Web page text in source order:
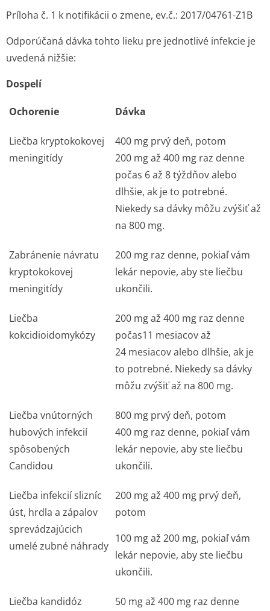
Príloha č. 1 k notifikácii o zmene, ev.č.: 2017/04761-Z1B
Odporúčaná dávka tohto lieku pre jednotlivé infekcie je
uvedená nižšie:
Dospelí
Ochorenie Dávka
Liečba kryptokokovej
meningitídy
400 mg prvý deň, potom
200 mg až 400 mg raz denne
počas 6 až 8 týždňov alebo
dlhšie, ak je to potrebné.
Niekedy sa dávky môžu zvýšiť až
na 800 mg.
Zabránenie návratu
kryptokokovej
meningitídy
200 mg raz denne, pokiaľ vám
lekár nepovie, aby ste liečbu
ukončili.
Liečba
kokcidioidomykózy
200 mg až 400 mg raz denne
počas11 mesiacov až
24 mesiacov alebo dlhšie, ak je
to potrebné. Niekedy sa dávky
môžu zvýšiť až na 800 mg.
Liečba vnútorných
hubových infekcií
spôsobených
Candidou
800 mg prvý deň, potom
400 mg raz denne, pokiaľ vám
lekár nepovie, aby ste liečbu
ukončili.
Liečba infekcií slizníc
úst, hrdla a zápalov
sprevádzajúcich
umelé zubné náhrady
200 mg až 400 mg prvý deň,
potom
100 mg až 200 mg, pokiaľ vám
lekár nepovie, aby ste liečbu
ukončili.
Liečba kandidóz
50 mg až 400 mg raz denne